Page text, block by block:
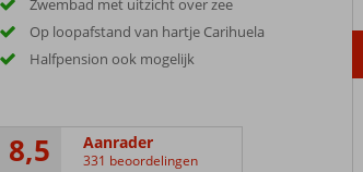
Zwembad met uitzicht over zee
Op loopafstand van hartje Carihuela
Halfpension ook mogelijk
8,5 Aanrader
331 beoordelingen